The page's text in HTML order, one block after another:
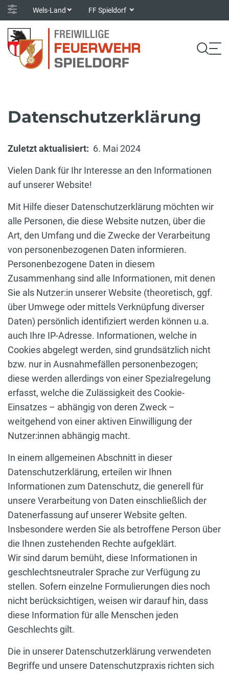
Wels-Land FF Spieldorf
Datenschutzerklärung
Zuletzt aktualisiert: 6. Mai 2024
Vielen Dank für Ihr Interesse an den Informationen
auf unserer Website!
Mit Hilfe dieser Datenschutzerklärung möchten wir
alle Personen, die diese Website nutzen, über die
Art, den Umfang und die Zwecke der Verarbeitung
von personenbezogenen Daten informieren.
Personenbezogene Daten in diesem
Zusammenhang sind alle Informationen, mit denen
Sie als Nutzer:in unserer Website (theoretisch, ggf.
über Umwege oder mittels Verknüpfung diverser
Daten) persönlich identifiziert werden können u.a.
auch Ihre IP-Adresse. Informationen, welche in
Cookies abgelegt werden, sind grundsätzlich nicht
bzw. nur in Ausnahmefällen personenbezogen;
diese werden allerdings von einer Spezialregelung
erfasst, welche die Zulässigkeit des Cookie-
Einsatzes – abhängig von deren Zweck –
weitgehend von einer aktiven Einwilligung der
Nutzer:innen abhängig macht.
In einem allgemeinen Abschnitt in dieser
Datenschutzerklärung, erteilen wir Ihnen
Informationen zum Datenschutz, die generell für
unsere Verarbeitung von Daten einschließlich der
Datenerfassung auf unserer Website gelten.
Insbesondere werden Sie als betroffene Person über
die Ihnen zustehenden Rechte aufgeklärt.
Wir sind darum bemüht, diese Informationen in
geschlechtsneutraler Sprache zur Verfügung zu
stellen. Sofern einzelne Formulierungen dies noch
nicht berücksichtigen, weisen wir darauf hin, dass
diese Information für alle Menschen jeden
Geschlechts gilt.
Die in unserer Datenschutzerklärung verwendeten
Begriffe und unsere Datenschutzpraxis richten sich